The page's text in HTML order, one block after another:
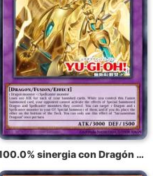
100.0% sinergia con Dragón Secreterion